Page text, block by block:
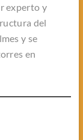
experto y
del
y se
en